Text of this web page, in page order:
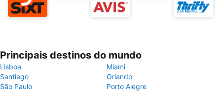
Principais destinos do mundo
Lisboa
Miami
Santiago
Orlando
São Paulo
Porto Alegre